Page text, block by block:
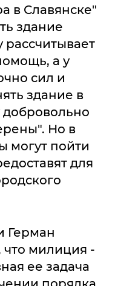
в Славянске"
здание
а у
сил и
здание в
Но в
могут пойти
для
Герман
что милиция -
ее задача